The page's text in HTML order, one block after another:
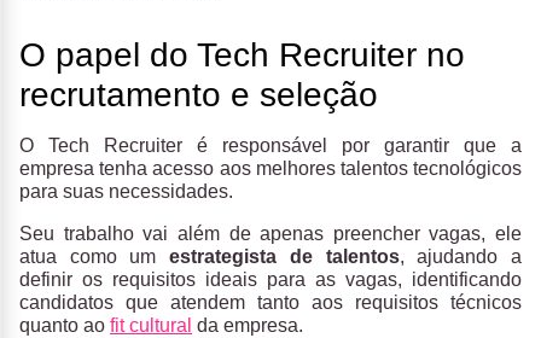
O papel do Tech Recruiter no
recrutamento e seleção
O Tech Recruiter é responsável por garantir que a
empresa tenha acesso aos melhores talentos tecnológicos
para suas necessidades.
Seu trabalho vai além de apenas preencher vagas, ele
atua como umestrategista de talentos, ajudando a
definir os requisitos ideais para as vagas, identificando
candidatos que atendem tanto aos requisitos técnicos
quanto ao fit cultural da empresa.